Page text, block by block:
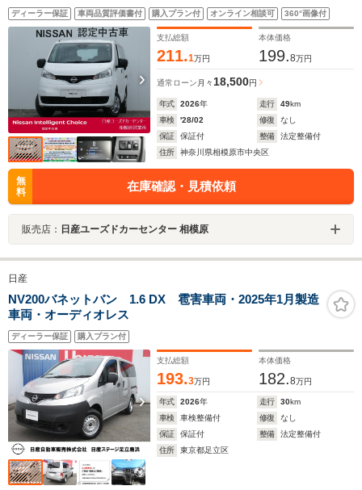
ディーラー保証 車両品質評価書付 購入プラン付 オンライン相談可 360°画像付
支払総額
211.1万円
本体価格
199.8万円
通常ローン 月々 18,500円
年式 2026年 走行 49km
車検
'28/02 修復
なし
保証
保証付 整備
法定整備付
住所
神奈川県相模原市中央区
無
料
在庫確認・見積依頼
販売店： 日産ユーズドカーセンター 相模原
日産
NV200バネットバン 1.6 DX 雹害車両・2025年1月製造
車両・オーディオレス
ディーラー保証 購入プラン付
支払総額
193.3万円
本体価格
182.8万円
年式 2026年 走行 30km
車検
車検整備付 修復
なし
保証
保証付 整備
法定整備付
住所
東京都足立区